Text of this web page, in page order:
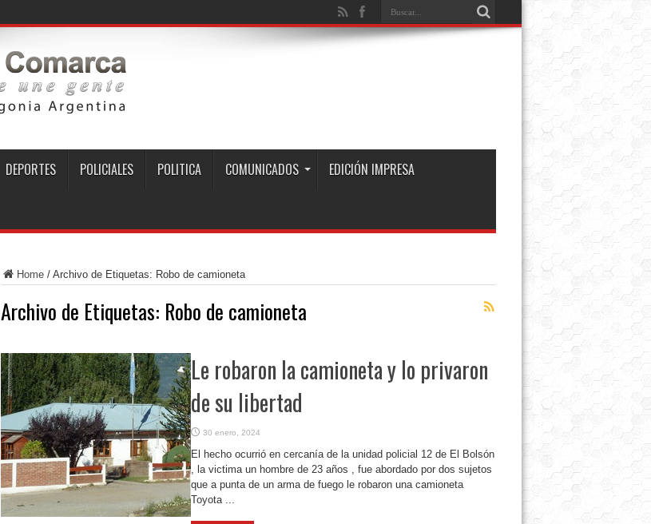
DEPORTES POLICIALES POLITICA COMUNICADOS EDICIÓN IMPRESA
Home/ Archivo de Etiquetas: Robo de camioneta
Archivo de Etiquetas: Robo de camioneta
Le robaron la camioneta y lo privaron
de su libertad
30 enero, 2024
El hecho ocurrió en cercanía de la unidad policial 12 de El Bolsón
, la victima un hombre de 23 años , fue abordado por dos sujetos
que a punta de un arma de fuego le robaron una camioneta
Toyota ...